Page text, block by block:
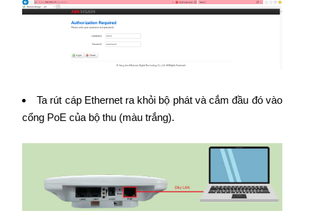
Ta rút cáp Ethernet ra khỏi bộ phát và cắm đầu đó vào
cổng PoE của bộ thu (màu trắng).